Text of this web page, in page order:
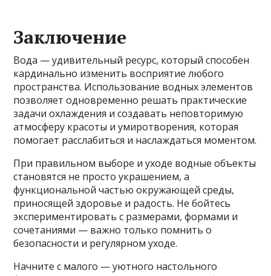
Заключение
Вода — удивительный ресурс, который способен
кардинально изменить восприятие любого
пространства. Использование водных элементов
позволяет одновременно решать практические
задачи охлаждения и создавать неповторимую
атмосферу красоты и умиротворения, которая
помогает расслабиться и наслаждаться моментом.
При правильном выборе и уходе водные объекты
становятся не просто украшением, а
функциональной частью окружающей среды,
приносящей здоровье и радость. Не бойтесь
экспериментировать с размерами, формами и
сочетаниями — важно только помнить о
безопасности и регулярном уходе.
Начните с малого — уютного настольного